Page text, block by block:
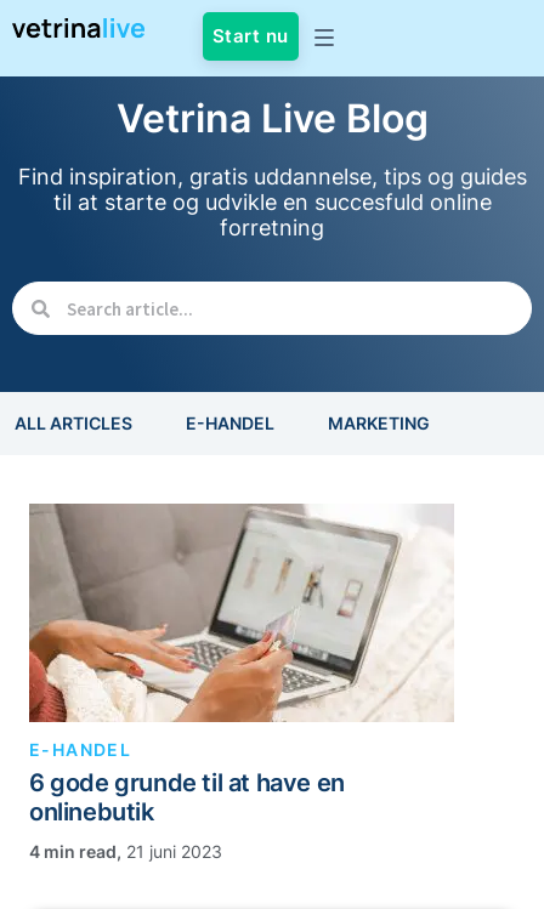
Start nu
Vetrina Live Blog
Find inspiration, gratis uddannelse, tips og guides
til at starte og udvikle en succesfuld online
forretning
ALL ARTICLES E-HANDEL MARKETING
E-HANDEL
6 gode grunde til at have en
onlinebutik
, 21 juni 2023